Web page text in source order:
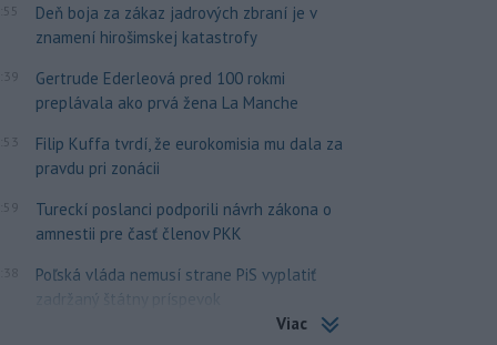
Deň boja za zákaz jadrových zbraní je v
znamení hirošimskej katastrofy
Gertrude Ederleová pred 100 rokmi
preplávala ako prvá žena La Manche
Filip Kuffa tvrdí, že eurokomisia mu dala za
pravdu pri zonácii
Tureckí poslanci podporili návrh zákona o
amnestii pre časť členov PKK
Poľská vláda nemusí strane PiS vyplatiť
zadržaný štátny príspevok
Viac